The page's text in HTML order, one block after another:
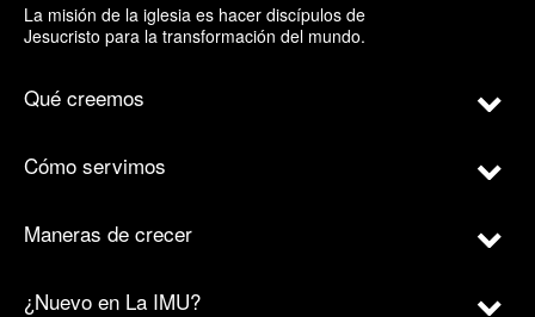
La misión de la iglesia es hacer discípulos de
Jesucristo para la transformación del mundo.
Qué creemos
Cómo servimos
Maneras de crecer
¿Nuevo en La IMU?